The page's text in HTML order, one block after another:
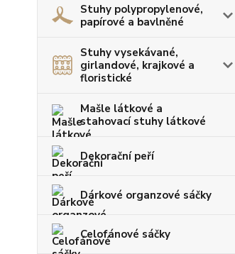
Stuhy polypropylenové,
papírové a bavlněné
Stuhy vysekávané,
girlandové, krajkové a
floristické
Mašle látkové a
stahovací stuhy látkové
Dekorační peří
Dárkové organzové sáčky
Celofánové sáčky